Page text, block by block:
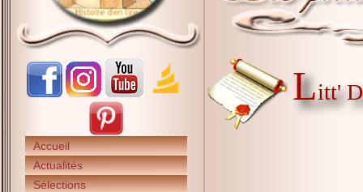
Accueil
Actualités
Sélections
Litt'